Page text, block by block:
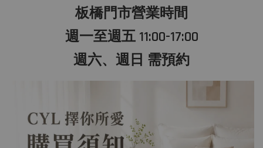
板橋門市營業時間
週一至週五 11:00-17:00
週六、週日 需預約